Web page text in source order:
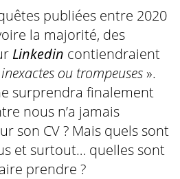
publiées entre 2020
la majorité, des
Linkedin contiendraient
inexactes ou trompeuses».
surprendra finalement
nous n’a jamais
son CV ? Mais quels sont
et surtout… quelles sont
prendre ?